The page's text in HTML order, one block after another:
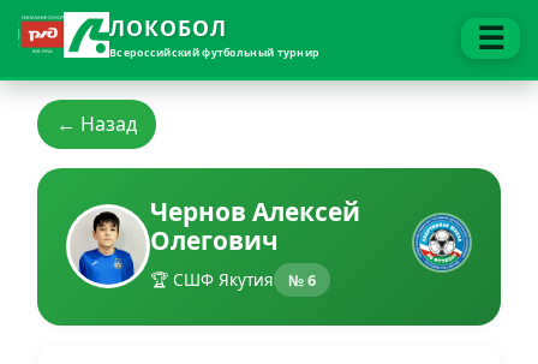
ЛОКОБОЛ
Всероссийский футбольный турнир ☰
← Назад
Чернов Алексей
Олегович
🏆 СШФ Якутия № 6